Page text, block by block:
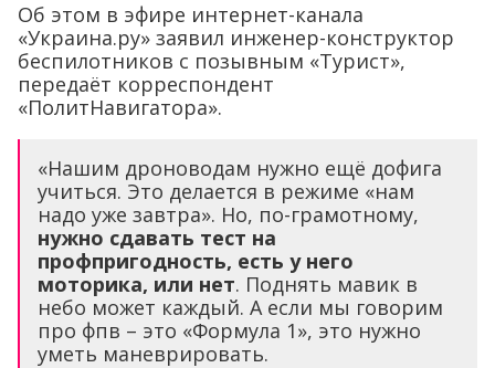
Об этом в эфире интернет-канала
«Украина.ру» заявил инженер-конструктор
беспилотников с позывным «Турист»,
передаёт корреспондент
«ПолитНавигатора».
«Нашим дроноводам нужно ещё дофига
учиться. Это делается в режиме «нам
надо уже завтра». Но, по-грамотному,
нужно сдавать тест на
профпригодность, есть у него
моторика, или нет. Поднять мавик в
небо может каждый. А если мы говорим
про фпв – это «Формула 1», это нужно
уметь маневрировать.